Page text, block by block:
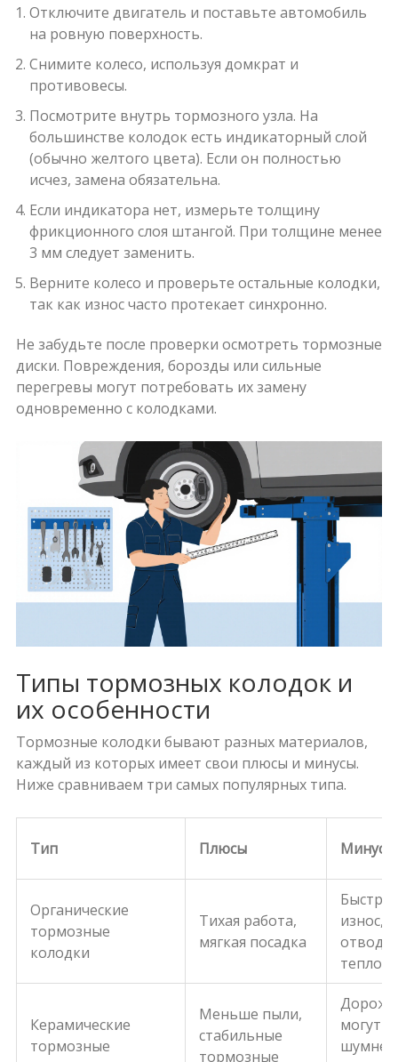
Отключите двигатель и поставьте автомобиль
на ровную поверхность.
Снимите колесо, используя домкрат и
противовесы.
Посмотрите внутрь тормозного узла. На
большинстве колодок есть индикаторный слой
(обычно желтого цвета). Если он полностью
исчез, замена обязательна.
Если индикатора нет, измерьте толщину
фрикционного слоя штангой. При толщине менее
3 мм следует заменить.
Верните колесо и проверьте остальные колодки,
так как износ часто протекает синхронно.
Не забудьте после проверки осмотреть тормозные
диски. Повреждения, борозды или сильные
перегревы могут потребовать их замену
одновременно с колодками.
Типы тормозных колодок и
их особенности
Тормозные колодки бывают разных материалов,
каждый из которых имеет свои плюсы и минусы.
Ниже сравниваем три самых популярных типа.
Тип Плюсы Минусы
Органические
тормозные
колодки
Тихая работа,
мягкая посадка
износ,
отводят
тепло
Керамические
тормозные
Меньше пыли,
стабильные
тормозные
могут